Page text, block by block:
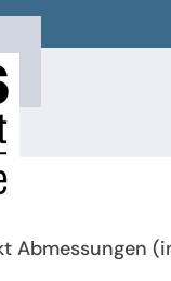
Abmessungen